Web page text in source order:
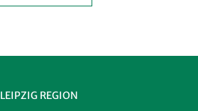
LEIPZIG REGION